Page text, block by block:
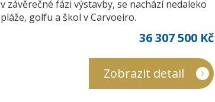
v závěrečné fázi výstavby, se nachází nedaleko
pláže, golfu a škol v Carvoeiro.
36 307 500 Kč
Zobrazit detail